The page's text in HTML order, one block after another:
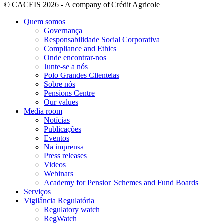
© CACEIS 2026 - A company of Crédit Agricole
Quem somos
Governança
Responsabilidade Social Corporativa
Compliance and Ethics
Onde encontrar-nos
Junte-se a nós
Polo Grandes Clientelas
Sobre nós
Pensions Centre
Our values
Media room
Notícias
Publicações
Eventos
Na imprensa
Press releases
Videos
Webinars
Academy for Pension Schemes and Fund Boards
Serviços
Vigilância Regulatória
Regulatory watch
RegWatch